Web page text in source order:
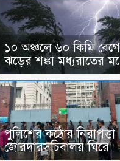
১০ অঞ্চলে ৬০ কিমি বেগে
ঝড়ের শঙ্কা মধ্যরাতের
পুলিশের কঠোর নিরাপত্তা
জোরদারসচিবালয় ঘিরে